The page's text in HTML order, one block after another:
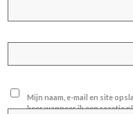
Mijn naam, e-mail en site
keer wanneer ik een reactie